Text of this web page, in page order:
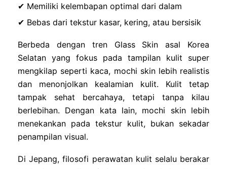
✔ Memiliki kelembapan optimal dari dalam
✔ Bebas dari tekstur kasar, kering, atau bersisik
Berbeda dengan tren Glass Skin asal Korea
Selatan yang fokus pada tampilan kulit super
mengkilap seperti kaca, mochi skin lebih realistis
dan menonjolkan kealamian kulit. Kulit tetap
tampak sehat bercahaya, tetapi tanpa kilau
berlebihan. Dengan kata lain, mochi skin lebih
menekankan pada tekstur kulit, bukan sekadar
penampilan visual.
Di Jepang, filosofi perawatan kulit selalu berakar